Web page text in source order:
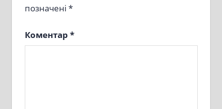
позначені *
Коментар *